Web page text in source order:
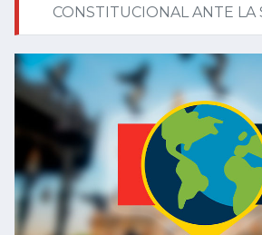
CONSTITUCIONAL ANTE LA